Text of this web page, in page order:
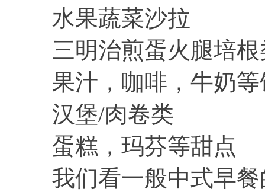
水果蔬菜沙拉
三明治煎蛋火腿培根
果汁，咖啡，牛奶
汉堡/肉卷类
蛋糕，玛芬等甜点
我们看一般中式早